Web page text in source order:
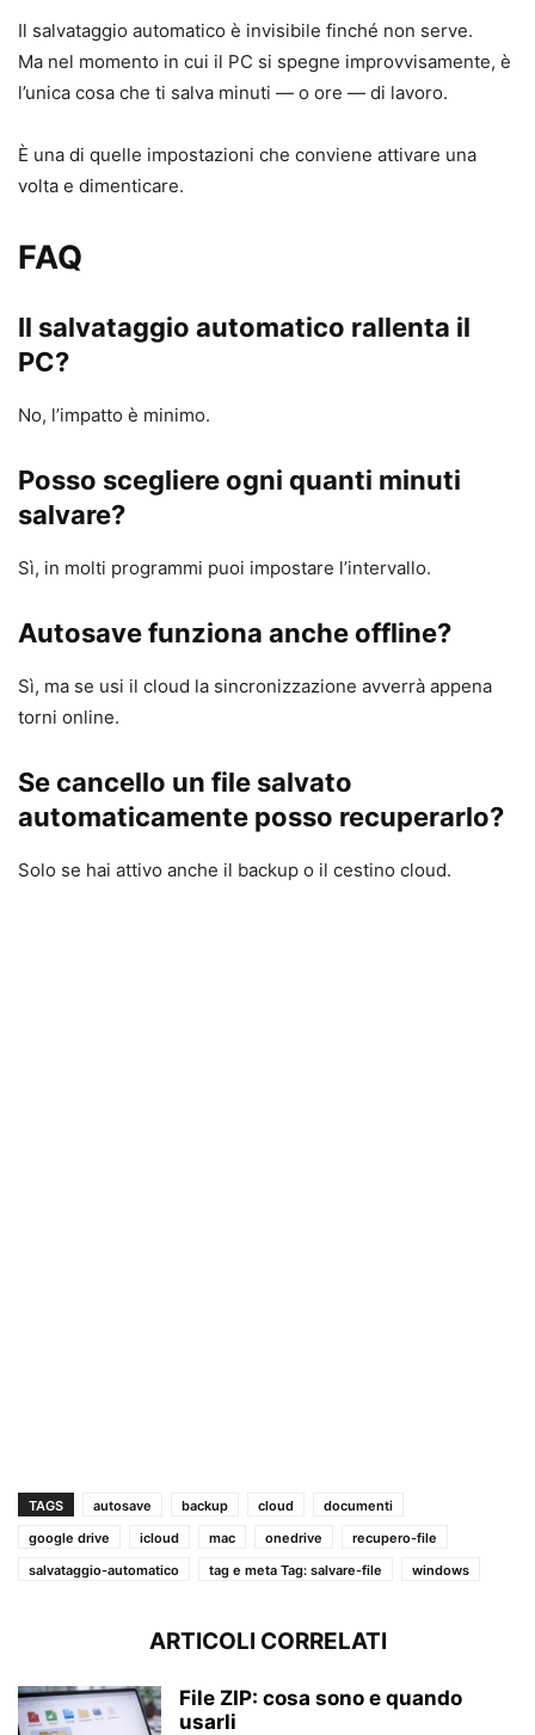
Il salvataggio automatico è invisibile finché non serve.
Ma nel momento in cui il PC si spegne improvvisamente, è
l’unica cosa che ti salva minuti — o ore — di lavoro.
È una di quelle impostazioni che conviene attivare una
volta e dimenticare.
FAQ
Il salvataggio automatico rallenta il
PC?
No, l’impatto è minimo.
Posso scegliere ogni quanti minuti
salvare?
Sì, in molti programmi puoi impostare l’intervallo.
Autosave funziona anche offline?
Sì, ma se usi il cloud la sincronizzazione avverrà appena
torni online.
Se cancello un file salvato
automaticamente posso recuperarlo?
Solo se hai attivo anche il backup o il cestino cloud.
TAGS autosave backup cloud
documenti
google drive
icloud mac onedrive
recupero-file
salvataggio-automatico
tag e meta Tag: salvare-file windows
ARTICOLI CORRELATI
File ZIP: cosa sono e quando
usarli